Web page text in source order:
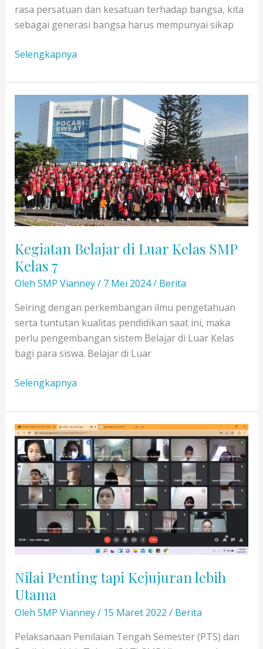
rasa persatuan dan kesatuan terhadap bangsa, kita
sebagai generasi bangsa harus mempunyai sikap
Lestari
dan
Selengkapnya
Kegiatan Belajar di Luar Kelas SMP
Kelas 7
Oleh SMP Vianney/ 7 Mei 2024/ Berita
Seiring dengan perkembangan ilmu pengetahuan
serta tuntutan kualitas pendidikan saat ini, maka
perlu pengembangan sistem Belajar di Luar Kelas
bagi para siswa. Belajar di Luar
Kegiatan
di
Luar
Kelas
SMP
Kelas
7
Selengkapnya
Nilai Penting tapi Kejujuran lebih
Utama
Oleh SMP Vianney/ 15 Maret 2022 / Berita
Pelaksanaan Penilaian Tengah Semester (PTS) dan